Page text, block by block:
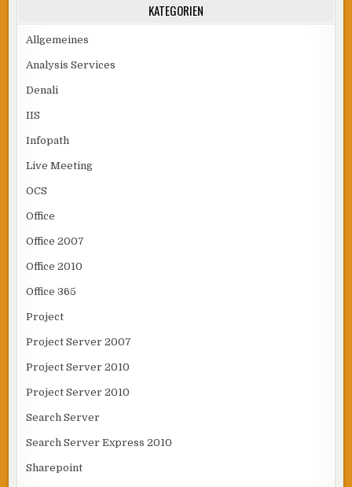
KATEGORIEN
Allgemeines
Analysis Services
Denali
IIS
Infopath
Live Meeting
OCS
Office
Office 2007
Office 2010
Office 365
Project
Project Server 2007
Project Server 2010
Project Server 2010
Search Server
Search Server Express 2010
Sharepoint